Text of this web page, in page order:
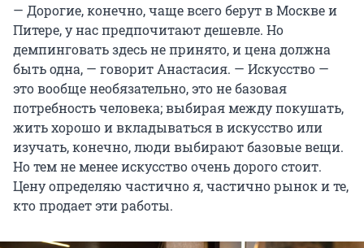
— Дорогие, конечно, чаще всего берут в Москве и
Питере, у нас предпочитают дешевле. Но
демпинговать здесь не принято, и цена должна
быть одна, — говорит Анастасия. — Искусство —
это вообще необязательно, это не базовая
потребность человека; выбирая между покушать,
жить хорошо и вкладываться в искусство или
изучать, конечно, люди выбирают базовые вещи.
Но тем не менее искусство очень дорого стоит.
Цену определяю частично я, частично рынок и те,
кто продает эти работы.